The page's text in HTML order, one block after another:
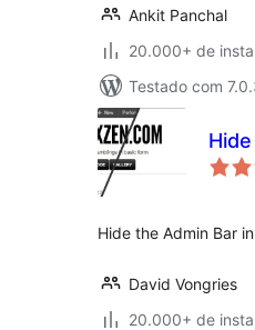
Ankit Panchal
20.000+ de
Testado com
Hide the Admin Bar
David Vongries
20.000+ de